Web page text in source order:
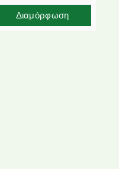
Διαμόρφωση